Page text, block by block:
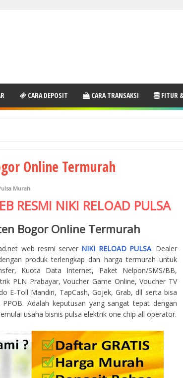
CARA DEPOSIT CARA TRANSAKSI FITUR
Online Termurah
Murah
RESMI NIKI RELOAD PULSA
Bogor Online Termurah
web resmi server NIKI RELOAD PULSA. Dealer
produk terlengkap dan harga termurah untuk
Kuota Data Internet, Paket Nelpon/SMS/BB,
PLN Prabayar, Voucher Game Online, Voucher TV
E-Toll Mandiri, TapCash, Gojek, Grab, dll serta bisa
Adalah keputusan yang sangat tepat dengan
usaha bisnis pulsa elektrik one chip all operator.